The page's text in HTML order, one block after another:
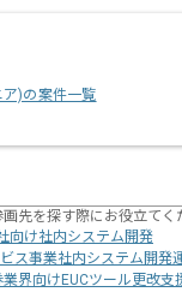
)の案件一覧
先を探す際にお役立てく
向け社内システム開発
ビス事業社内システム開発
業界向けEUCツール更改支